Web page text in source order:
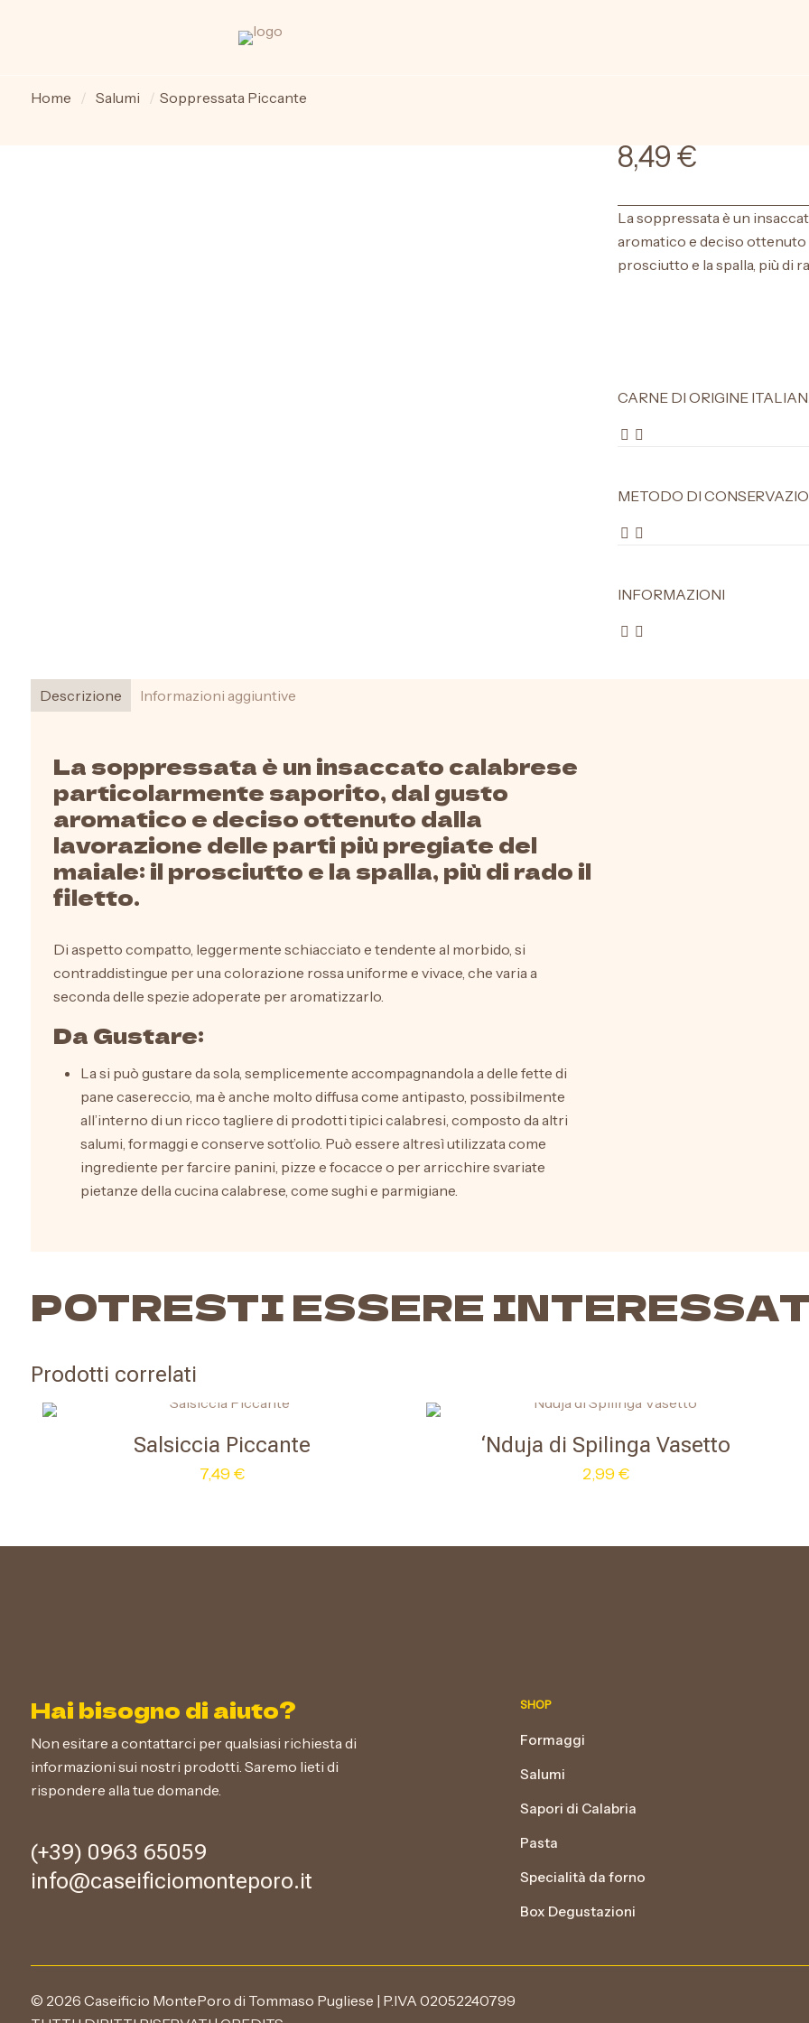
Soppressata Piccante
Home / Salumi / Soppressata Piccante
8,49 €
La soppressata è un
aromatico e deciso ottenuto
prosciutto e la spalla, più di
CARNE DI ORIGINE
METODO DI
INFORMAZIONI
Descrizione Informazioni aggiuntive
La soppressata è un insaccato calabrese
particolarmente saporito, dal gusto
aromatico e deciso ottenuto dalla
lavorazione delle parti più pregiate del
maiale: il prosciutto e la spalla, più di rado il
filetto.
Di aspetto compatto, leggermente schiacciato e tendente al morbido, si
contraddistingue per una colorazione rossa uniforme e vivace, che varia a
seconda delle spezie adoperate per aromatizzarlo.
Da Gustare:
La si può gustare da sola, semplicemente accompagnandola a delle fette di
pane casereccio, ma è anche molto diffusa come antipasto, possibilmente
all’interno di un ricco tagliere di prodotti tipici calabresi, composto da altri
salumi, formaggi e conserve sott’olio. Può essere altresì utilizzata come
ingrediente per farcire panini, pizze e focacce o per arricchire svariate
pietanze della cucina calabrese, come sughi e parmigiane.
POTRESTI ESSERE
Prodotti correlati
Salsiccia Piccante
7,49€
ha
scelte
nella
pagina
‘Nduja di Spilinga Vasetto
2,99€
ha
prodotto
Hai bisogno di aiuto?
Non esitare a contattarci per qualsiasi richiesta di
informazioni sui nostri prodotti. Saremo lieti di
rispondere alla tue domande.
(+39) 0963 65059
info@caseificiomonteporo.it
SHOP
Formaggi
Salumi
Sapori di Calabria
Pasta
Specialità da forno
Box Degustazioni
© 2026 Caseificio MontePoro di Tommaso Pugliese | P.IVA 02052240799
Sapori
di
Pasta
da forno